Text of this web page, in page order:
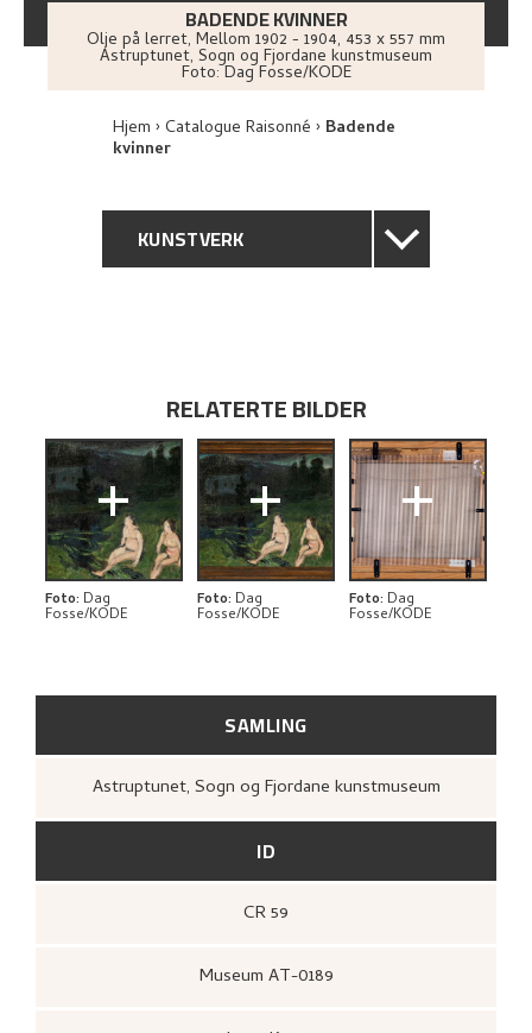
BADENDE KVINNER
Olje på lerret, Mellom 1902 - 1904, 453 x 557 mm
Astruptunet, Sogn og Fjordane kunstmuseum
Foto:Dag Fosse/KODE
Hjem Catalogue Raisonné Badende
kvinner
KUNSTVERK
PROVENIENS
UTSTILLINGSHISTORIE
RELATERTE KUNSTVERK
UTFORSK
SAMLING
Astruptunet, Sogn og Fjordane kunstmuseum
ID
CR 59
Museum AT-0189
RELATERTE BILDER
+
Foto: Dag
Fosse/KODE
+
Foto: Dag
Fosse/KODE
+
Foto: Dag
Fosse/KODE